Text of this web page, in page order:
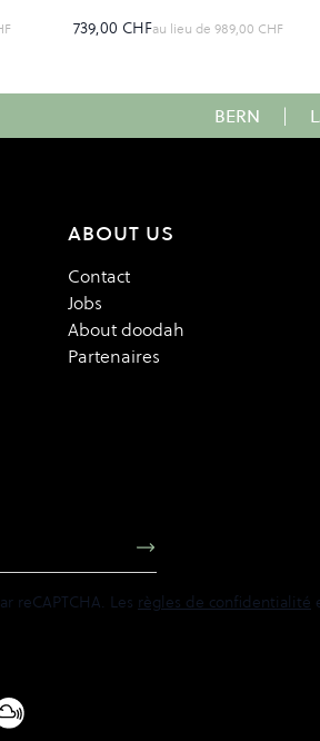
739,00 CHFau lieu de 989,00 CHF
BERN |
ABOUT US
Contact
Jobs
About doodah
Partenaires
reCAPTCHA. Les règles de confidentialité